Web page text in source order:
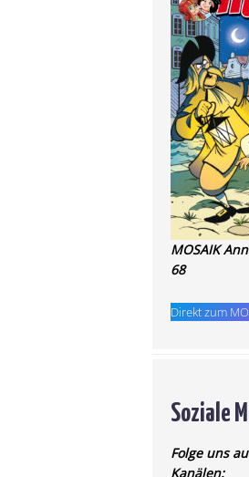
MOSAIK
68
Direkt zum
Soziale
Folge uns
Kanälen: